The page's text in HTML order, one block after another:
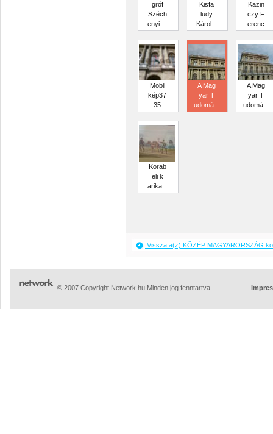
gróf
Széch
enyi ...
Kisfa
ludy
Károl...
Kazin
czy F
erenc
Mobil
kép37
35
A Mag
yar T
udomá...
A Mag
yar T
udomá...
Korab
eli k
arika...
Vissza a(z) KÖZÉP MAGYARORSZÁG
© 2007 Copyright Network.hu Minden jog fenntartva.